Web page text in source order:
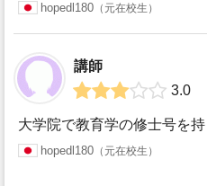
hopedl180 元在校生
講師
3.0
hopedl180 元在校生